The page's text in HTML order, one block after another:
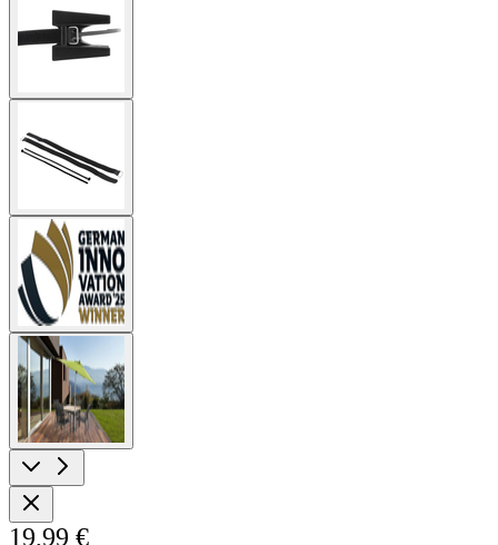
larger
image
image
View
larger
image
View
larger
image
19,99 €